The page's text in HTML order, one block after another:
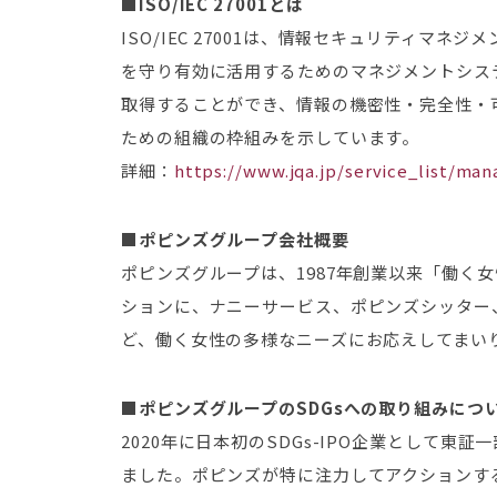
ISO/IEC 27001は、情報セキュリティマネジ
を守り有効に活用するためのマネジメントシ
取得することができ、情報の機密性・完全性
ための組織の枠組みを示しています。
詳細： https://www.jqa.jp/service_list/
■ポピンズグループ会社概要
ポピンズグループは、1987年創業以来「働く
ションに、ナニーサービス、ポピンズシッタ
ど、働く女性の多様なニーズにお応えしてまい
■ポピンズグループのSDGsへの取り組みにつ
2020年に日本初のSDGs-IPO企業として東証
ました。ポピンズが特に注力してアクション